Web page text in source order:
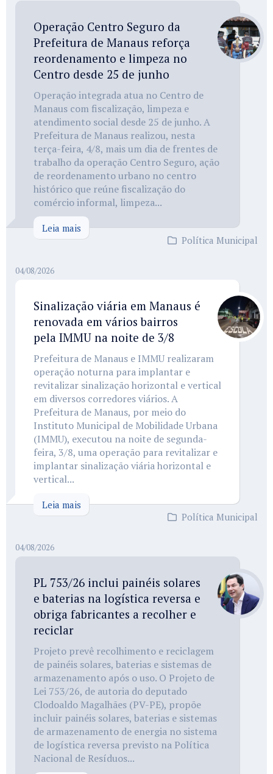
Operação Centro Seguro da
Prefeitura de Manaus reforça
reordenamento e limpeza no
Centro desde 25 de junho
Operação integrada atua no Centro de
Manaus com fiscalização, limpeza e
atendimento social desde 25 de junho. A
Prefeitura de Manaus realizou, nesta
terça-feira, 4/8, mais um dia de frentes de
trabalho da operação Centro Seguro, ação
de reordenamento urbano no centro
histórico que reúne fiscalização do
comércio informal, limpeza...
Leia mais
Política Municipal
04/08/2026
Sinalização viária em Manaus é
renovada em vários bairros
pela IMMU na noite de 3/8
Prefeitura de Manaus e IMMU realizaram
operação noturna para implantar e
revitalizar sinalização horizontal e vertical
em diversos corredores viários. A
Prefeitura de Manaus, por meio do
Instituto Municipal de Mobilidade Urbana
(IMMU), executou na noite de segunda-
feira, 3/8, uma operação para revitalizar e
implantar sinalização viária horizontal e
vertical...
Leia mais
Política Municipal
04/08/2026
PL 753/26 inclui painéis solares
e baterias na logística reversa e
obriga fabricantes a recolher e
reciclar
Projeto prevê recolhimento e reciclagem
de painéis solares, baterias e sistemas de
armazenamento após o uso. O Projeto de
Lei 753/26, de autoria do deputado
Clodoaldo Magalhães (PV-PE), propõe
incluir painéis solares, baterias e sistemas
de armazenamento de energia no sistema
de logística reversa previsto na Política
Nacional de Resíduos...